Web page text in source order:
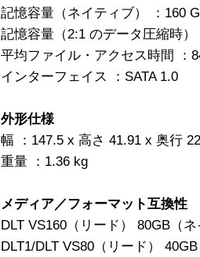
記憶容量（ネイティブ） ：160
記憶容量（2:1 のデータ圧縮時）
平均ファイル・アクセス時間 ：
インターフェイス ：SATA 1.0
外形仕様
幅 ：147.5 x 高さ 41.91 x 奥行
重量 ：1.36 kg
メディア／フォーマット互換性
DLT VS160（リード） 80GB（
DLT1/DLT VS80（リード）